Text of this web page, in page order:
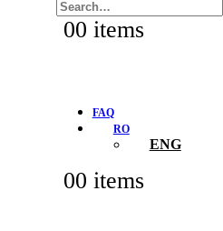
00 items
FAQ
RO
ENG
00 items